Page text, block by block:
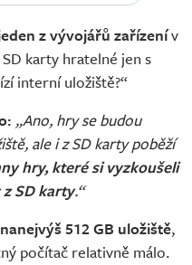
z vývojářů zařízenív
karty hratelné jen s
interní uložiště?“
„Ano, hry se budou
ale i z SD karty poběží
hry, které si vyzkoušeli
SD karty.“
512 GB uložiště,
počítač relativně málo.